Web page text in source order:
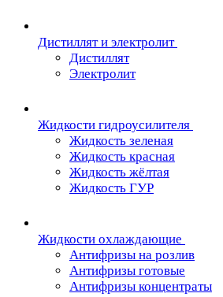
Дистиллят и электролит
Дистиллят
Электролит
Жидкости гидроусилителя
Жидкость зеленая
Жидкость красная
Жидкость жёлтая
Жидкость ГУР
Жидкости охлаждающие
Антифризы на розлив
Антифризы готовые
Антифризы концентраты